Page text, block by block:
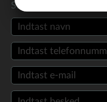
Skriv til os